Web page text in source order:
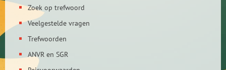
Zoek op trefwoord
Veelgestelde vragen
Trefwoorden
ANVR en SGR